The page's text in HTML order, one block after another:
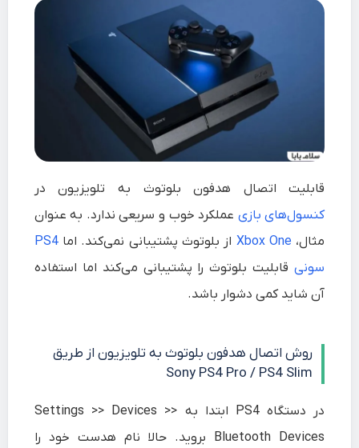
قابلیت اتصال هدفون بلوتوث به تلویزیون در
کنسول‌های بازی عملکرد خوب و سریعی ندارد. به عنوان
مثال، Xbox One از بلوتوث پشتیبانی نمی‌کند. اماPS4
سونیقابلیت بلوتوث را پشتیبانی می‌کند اما استفاده
آن شاید کمی دشوار باشد.
روش اتصال هدفون بلوتوث به تلویزیون از طریق
Sony PS4 Pro / PS4 Slim
در دستگاه PS4 ابتدا به Settings >> Devices >>
Bluetooth Devices بروید. حالا نام هدست خود را